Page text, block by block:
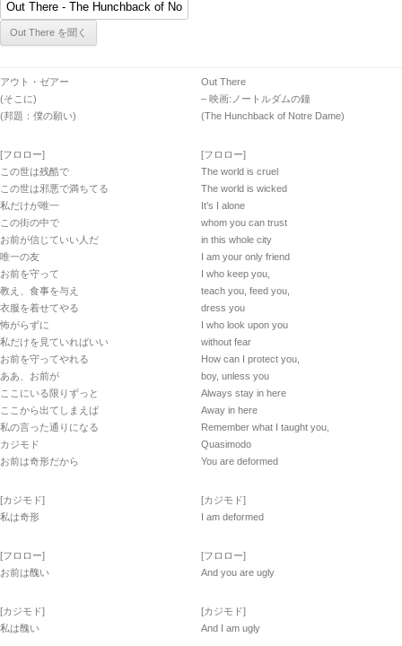
アウト・ゼアー
(そこに)
(邦題：僕の願い)
[フロロー]
この世は残酷で
この世は邪悪で満ちてる
私だけが唯一
この街の中で
お前が信じていい人だ
唯一の友
お前を守って
教え、食事を与え
衣服を着せてやる
怖がらずに
私だけを見ていればいい
お前を守ってやれる
ああ、お前が
ここにいる限りずっと
ここから出てしまえば
私の言った通りになる
カジモド
お前は奇形だから
[カジモド]
私は奇形
[フロロー]
お前は醜い
[カジモド]
私は醜い
Out There
– 映画:ノートルダムの鐘
(The Hunchback of Notre Dame)
[フロロー]
The world is cruel
The world is wicked
It’s I alone
whom you can trust
in this whole city
I am your only friend
I who keep you,
teach you, feed you,
dress you
I who look upon you
without fear
How can I protect you,
boy, unless you
Always stay in here
Away in here
Remember what I taught you,
Quasimodo
You are deformed
[カジモド]
I am deformed
[フロロー]
And you are ugly
[カジモド]
And I am ugly